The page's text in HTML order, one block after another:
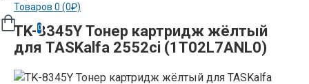
Товаров 0 (0₽)
0
TK-8345Y Тонер картридж жёлтый
для TASKalfa 2552ci (1T02L7ANL0)